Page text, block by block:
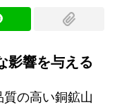
影響を与える
の高い銅鉱山